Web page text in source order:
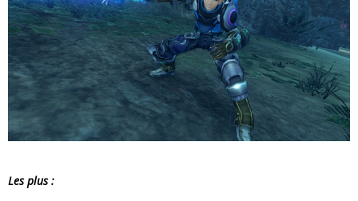
Les plus :